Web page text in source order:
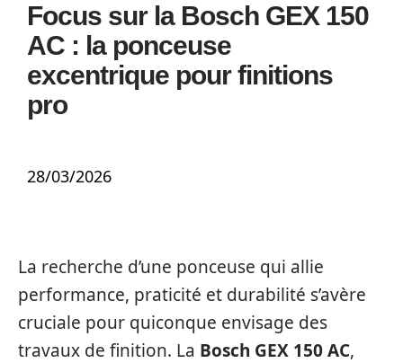
Focus sur la Bosch GEX 150
AC : la ponceuse
excentrique pour finitions
pro
28/03/2026
La recherche d’une ponceuse qui allie
performance, praticité et durabilité s’avère
cruciale pour quiconque envisage des
travaux de finition. La Bosch GEX 150 AC,